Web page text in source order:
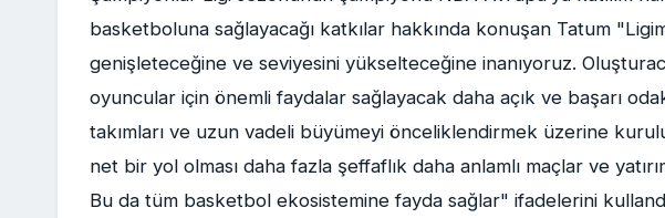
basketboluna sağlayacağı katkılar hakkında konuşan Tatum
genişleteceğine ve seviyesini yükselteceğine inanıyoruz.
oyuncular için önemli faydalar sağlayacak daha açık ve başarı
takımları ve uzun vadeli büyümeyi önceliklendirmek üzerine
net bir yol olması daha fazla şeffaflık daha anlamlı maçlar ve
Bu da tüm basketbol ekosistemine fayda sağlar" ifadelerini